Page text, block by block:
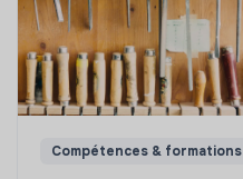
Compétences & formations